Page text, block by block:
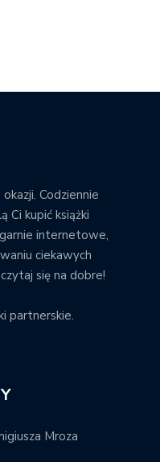
Codziennie
Ci kupić książki
internetowe,
ciekawych
się na dobre!
partnerskie.
Mroza